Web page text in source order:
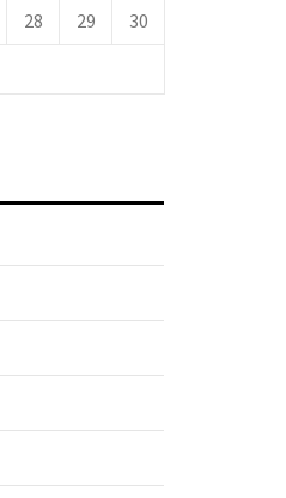
28 29 30